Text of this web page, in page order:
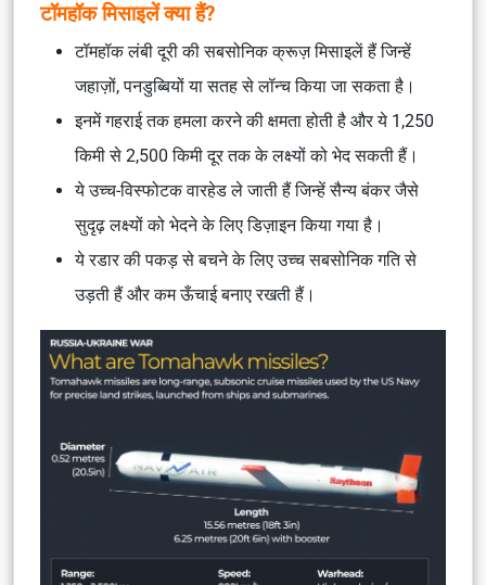
टॉमहॉक मिसाइलें क्या हैं?
टॉमहॉक लंबी दूरी की सबसोनिक क्रूज़ मिसाइलें हैं जिन्हें
जहाज़ों, पनडुब्बियों या सतह से लॉन्च किया जा सकता है।
इनमें गहराई तक हमला करने की क्षमता होती है और ये 1,250
किमी से 2,500 किमी दूर तक के लक्ष्यों को भेद सकती हैं।
ये उच्च-विस्फोटक वारहेड ले जाती हैं जिन्हें सैन्य बंकर जैसे
सुदृढ़ लक्ष्यों को भेदने के लिए डिज़ाइन किया गया है।
ये रडार की पकड़ से बचने के लिए उच्च सबसोनिक गति से
उड़ती हैं और कम ऊँचाई बनाए रखती हैं।